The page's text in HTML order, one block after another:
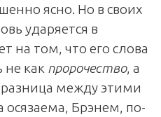
ясно. Но в своих
ударяется в
на том, что его слова
не как пророчество, а
разница между этими
Брэнем, по-